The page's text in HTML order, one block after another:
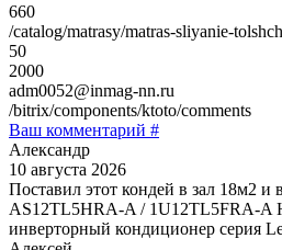
660
/catalog/matrasy/matras-sliyanie-
50
2000
adm0052@inmag-nn.ru
/bitrix/components/ktoto/comments
Ваш комментарий #
Александр
10 августа 2026
Поставил этот кондей в зал 18м2 и
AS12TL5HRA-A / 1U12TL5FRA-A
инверторный кондиционер серия